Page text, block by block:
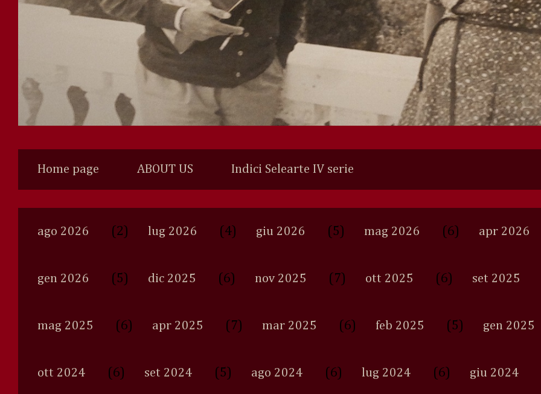
Home page ABOUT US Indici Selearte IV serie
ago 2026 (2) lug 2026 (4) giu 2026 (5) mag 2026 (6) apr 2026
gen 2026 (5) dic 2025 (6) nov 2025 (7) ott 2025 (6) set 2025
mag 2025 (6) apr 2025 (7) mar 2025 (6) feb 2025 (5) gen 2025
ott 2024 (6) set 2024 (5) ago 2024 (6) lug 2024 (6) giu 2024